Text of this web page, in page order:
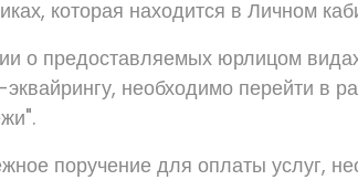
которая находится в Личном
о предоставляемых юрлицом
необходимо перейти в
поручение для оплаты услуг,